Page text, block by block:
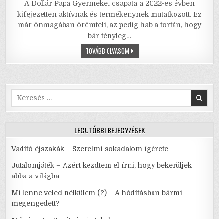
c
e
b
k
it
te
r
ai
l
ai
l
at
s
ar
e
A Dollár Papa Gyermekei csapata a 2022-es évben
kifejezetten aktívnak és termékenynek mutatkozott. Ez
már önmagában örömteli, az pedig hab a tortán, hogy
bár tényleg…
TOVÁBB OLVASOMÚRIEMBEREK
–
A
EGYETLEN
VALÓSÁG
Search
for:
LEGUTÓBBI BEJEGYZÉSEK
Vadító éjszakák – Szerelmi sokadalom ígérete
Jutalomjáték – Azért kezdtem el írni, hogy bekerüljek
abba a világba
Mi lenne veled nélkülem (?) – A hódításban bármi
megengedett?